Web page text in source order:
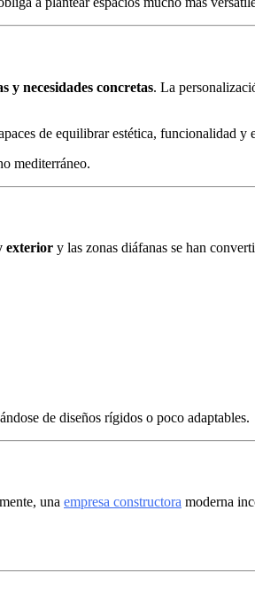
y necesidades concretas. La
de equilibrar estética, funcionalidad y
mediterráneo.
exterior y las zonas diáfanas se han
de diseños rígidos o poco adaptables.
una empresa constructora moderna